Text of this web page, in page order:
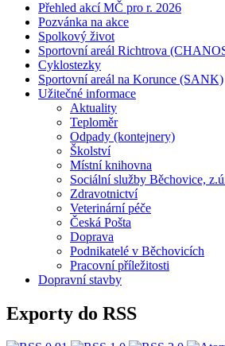
Přehled akcí MČ pro r. 2026
Pozvánka na akce
Spolkový život
Sportovní areál Richtrova
Cyklostezky
Sportovní areál na Korunce (SANK)
Užitečné informace
Aktuality
Teploměr
Odpady (kontejnery)
Školství
Místní knihovna
Sociální služby Běchovice,
Zdravotnictví
Veterinární péče
Česká Pošta
Doprava
Podnikatelé v Běchovicích
Pracovní příležitosti
Dopravní stavby
Exporty do RSS